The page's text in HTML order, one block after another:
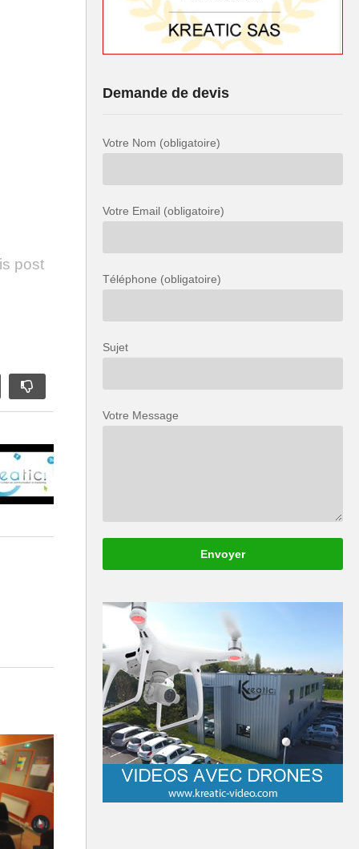
post
Demande de devis
Votre Nom (obligatoire)
Votre Email (obligatoire)
Téléphone (obligatoire)
Sujet
Votre Message